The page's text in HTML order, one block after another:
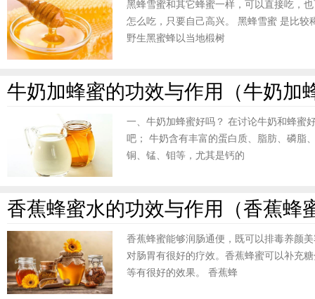
黑蜂雪蜜和其它蜂蜜一样，可以直接吃，
怎么吃，只要自己高兴。 黑蜂雪蜜 是比较
野生黑蜜蜂以当地椴树
牛奶加蜂蜜的功效与作用（牛奶加
一、牛奶加蜂蜜好吗？ 在讨论牛奶和蜂蜜
吧； 牛奶含有丰富的蛋白质、脂肪、磷脂
铜、锰、钼等，尤其是钙的
香蕉蜂蜜水的功效与作用（香蕉蜂
香蕉蜂蜜能够润肠通便，既可以排毒养颜
对肠胃有很好的疗效。香蕉蜂蜜可以补充
等有很好的效果。 香蕉蜂